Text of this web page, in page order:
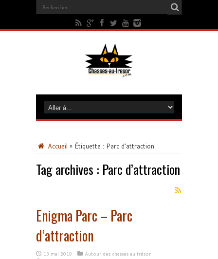
Accueil » Étiquette : Parc d’attraction
Tag archives : Parc d’attraction
Enigma Parc – Parc
d’attraction
13 mai 2010
Autour des chasses au trésor